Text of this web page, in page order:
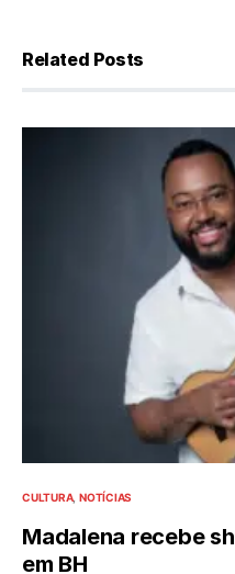
Related Posts
CULTURA NOTÍCIAS
Madalena recebe
em BH